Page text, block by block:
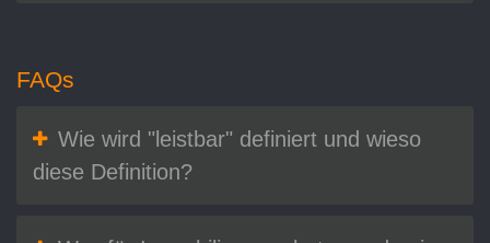
FAQs
Wie wird "leistbar" definiert und wieso
diese Definition?